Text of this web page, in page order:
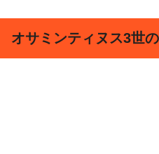
オサミンティヌス3世